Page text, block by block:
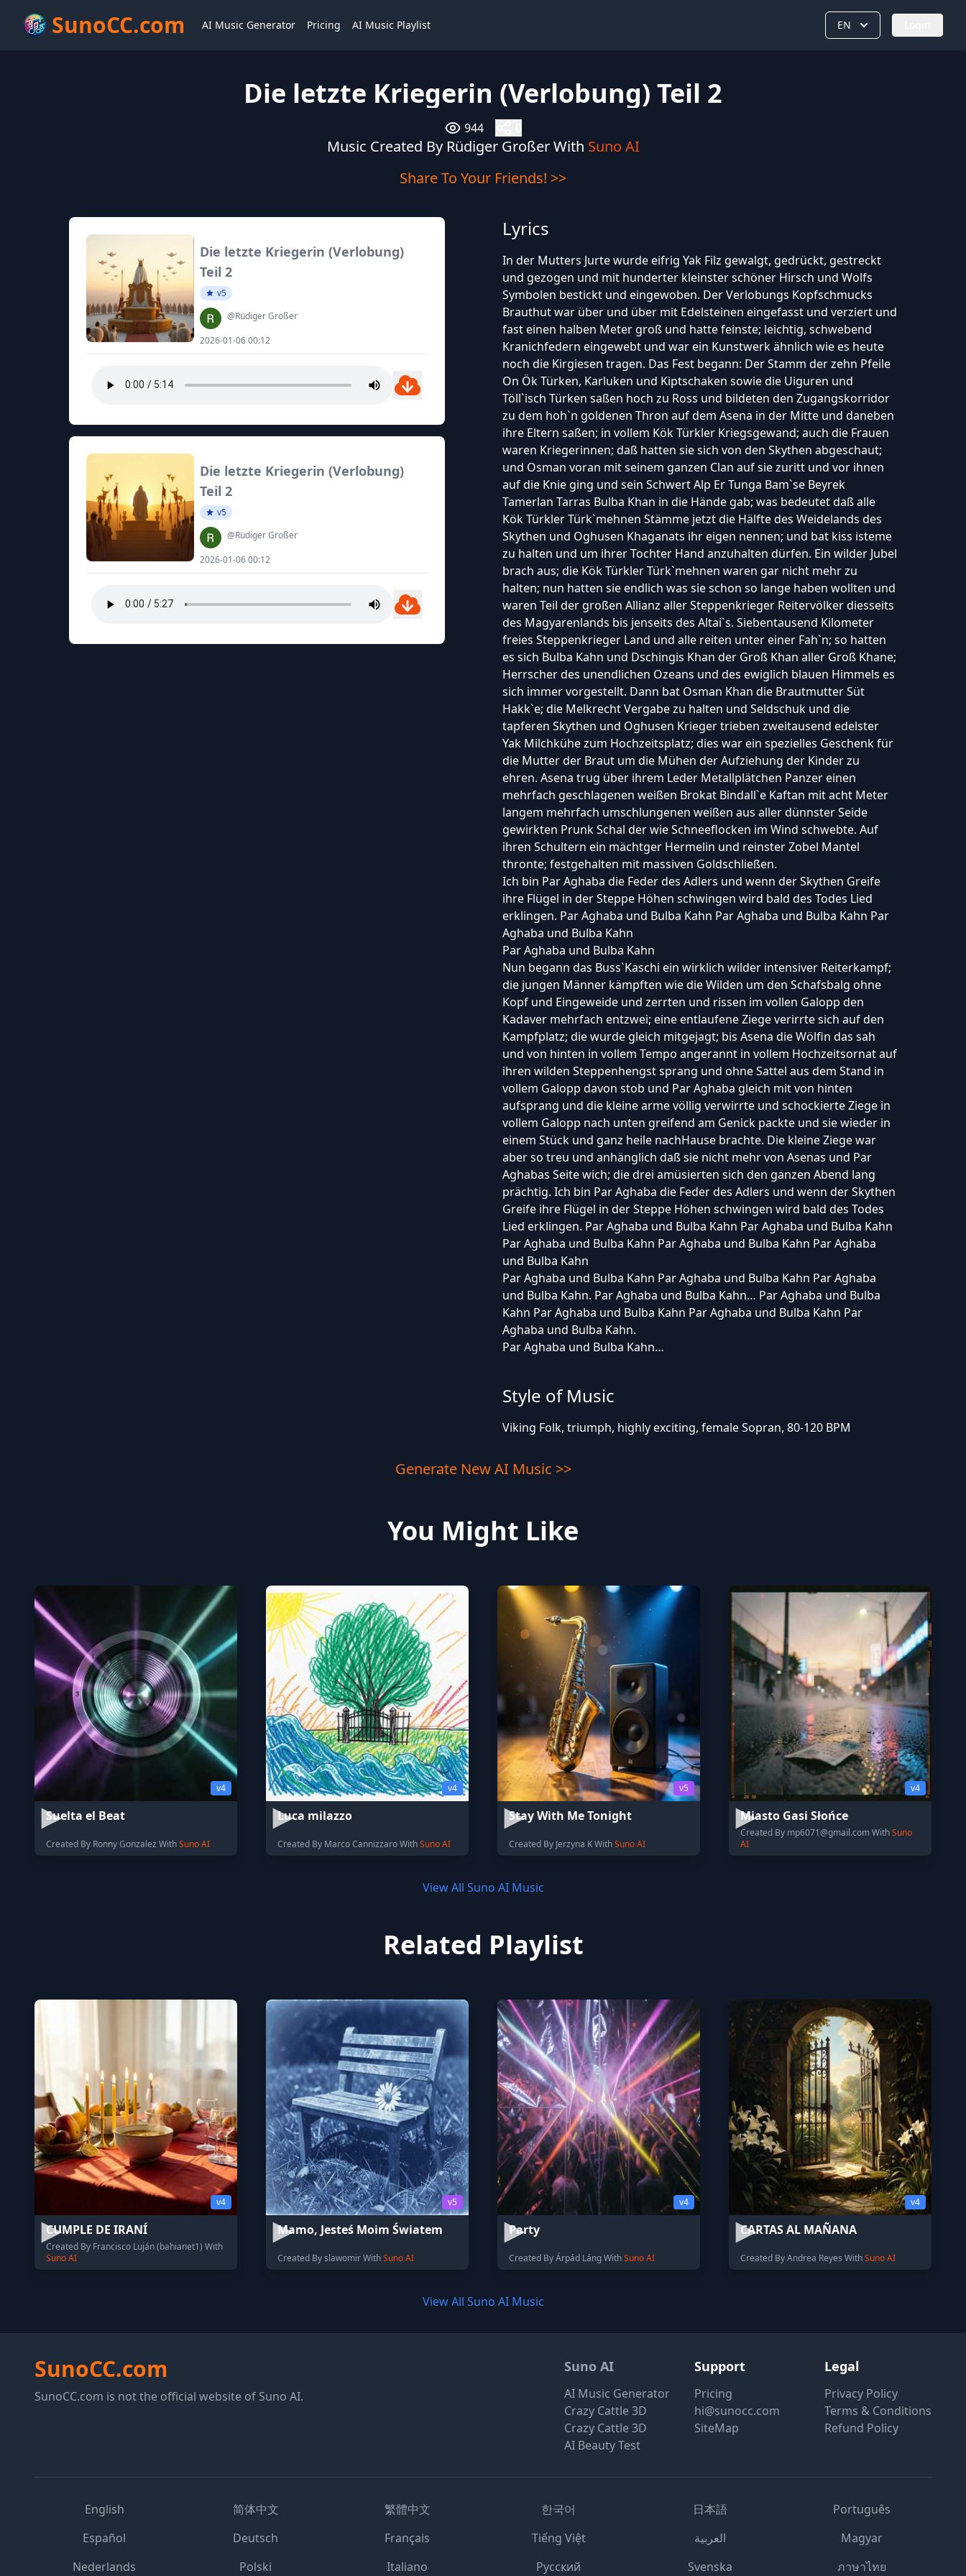
SunoCC.com AI Music Generator Pricing AI Music Playlist EN
Die letzte Kriegerin (Verlobung) Teil 2
944
Music Created By Rüdiger Großer With Suno AI
Share To Your Friends! >>
Die letzte Kriegerin (Verlobung)
Teil 2
v5
@Rüdiger Großer
2026-01-06 00:12
Die letzte Kriegerin (Verlobung)
Teil 2
v5
@Rüdiger Großer
2026-01-06 00:12
Lyrics
In der Mutters Jurte wurde eifrig Yak Filz gewalgt, gedrückt, gestreckt
und gezogen und mit hunderter kleinster schöner Hirsch und Wolfs
Symbolen bestickt und eingewoben. Der Verlobungs Kopfschmucks
Brauthut war über und über mit Edelsteinen eingefasst und verziert und
fast einen halben Meter groß und hatte feinste; leichtig, schwebend
Kranichfedern eingewebt und war ein Kunstwerk ähnlich wie es heute
noch die Kirgiesen tragen. Das Fest begann: Der Stamm der zehn Pfeile
On Ök Türken, Karluken und Kiptschaken sowie die Uiguren und
Töll`isch Türken saßen hoch zu Ross und bildeten den Zugangskorridor
zu dem hoh`n goldenen Thron auf dem Asena in der Mitte und daneben
ihre Eltern saßen; in vollem Kök Türkler Kriegsgewand; auch die Frauen
waren Kriegerinnen; daß hatten sie sich von den Skythen abgeschaut;
und Osman voran mit seinem ganzen Clan auf sie zuritt und vor ihnen
auf die Knie ging und sein Schwert Alp Er Tunga Bam`se Beyrek
Tamerlan Tarras Bulba Khan in die Hände gab; was bedeutet daß alle
Kök Türkler Türk`mehnen Stämme jetzt die Hälfte des Weidelands des
Skythen und Oghusen Khaganats ihr eigen nennen; und bat kiss isteme
zu halten und um ihrer Tochter Hand anzuhalten dürfen. Ein wilder Jubel
brach aus; die Kök Türkler Türk`mehnen waren gar nicht mehr zu
halten; nun hatten sie endlich was sie schon so lange haben wollten und
waren Teil der großen Allianz aller Steppenkrieger Reitervölker diesseits
des Magyarenlands bis jenseits des Altai`s. Siebentausend Kilometer
freies Steppenkrieger Land und alle reiten unter einer Fah`n; so hatten
es sich Bulba Kahn und Dschingis Khan der Groß Khan aller Groß Khane;
Herrscher des unendlichen Ozeans und des ewiglich blauen Himmels es
sich immer vorgestellt. Dann bat Osman Khan die Brautmutter Süt
Hakk`e; die Melkrecht Vergabe zu halten und Seldschuk und die
tapferen Skythen und Oghusen Krieger trieben zweitausend edelster
Yak Milchkühe zum Hochzeitsplatz; dies war ein spezielles Geschenk für
die Mutter der Braut um die Mühen der Aufziehung der Kinder zu
ehren. Asena trug über ihrem Leder Metallplätchen Panzer einen
mehrfach geschlagenen weißen Brokat Bindall`e Kaftan mit acht Meter
langem mehrfach umschlungenen weißen aus aller dünnster Seide
gewirkten Prunk Schal der wie Schneeflocken im Wind schwebte. Auf
ihren Schultern ein mächtger Hermelin und reinster Zobel Mantel
thronte; festgehalten mit massiven Goldschließen.
Ich bin Par Aghaba die Feder des Adlers und wenn der Skythen Greife
ihre Flügel in der Steppe Höhen schwingen wird bald des Todes Lied
erklingen. Par Aghaba und Bulba Kahn Par Aghaba und Bulba Kahn Par
Aghaba und Bulba Kahn
Par Aghaba und Bulba Kahn
Nun begann das Buss`Kaschi ein wirklich wilder intensiver Reiterkampf;
die jungen Männer kämpften wie die Wilden um den Schafsbalg ohne
Kopf und Eingeweide und zerrten und rissen im vollen Galopp den
Kadaver mehrfach entzwei; eine entlaufene Ziege verirrte sich auf den
Kampfplatz; die wurde gleich mitgejagt; bis Asena die Wölfin das sah
und von hinten in vollem Tempo angerannt in vollem Hochzeitsornat auf
ihren wilden Steppenhengst sprang und ohne Sattel aus dem Stand in
vollem Galopp davon stob und Par Aghaba gleich mit von hinten
aufsprang und die kleine arme völlig verwirrte und schockierte Ziege in
vollem Galopp nach unten greifend am Genick packte und sie wieder in
einem Stück und ganz heile nachHause brachte. Die kleine Ziege war
aber so treu und anhänglich daß sie nicht mehr von Asenas und Par
Aghabas Seite wich; die drei amüsierten sich den ganzen Abend lang
prächtig. Ich bin Par Aghaba die Feder des Adlers und wenn der Skythen
Greife ihre Flügel in der Steppe Höhen schwingen wird bald des Todes
Lied erklingen. Par Aghaba und Bulba Kahn Par Aghaba und Bulba Kahn
Par Aghaba und Bulba Kahn Par Aghaba und Bulba Kahn Par Aghaba
und Bulba Kahn
Par Aghaba und Bulba Kahn Par Aghaba und Bulba Kahn Par Aghaba
und Bulba Kahn. Par Aghaba und Bulba Kahn… Par Aghaba und Bulba
Kahn Par Aghaba und Bulba Kahn Par Aghaba und Bulba Kahn Par
Aghaba und Bulba Kahn.
Par Aghaba und Bulba Kahn…
Style of Music
Viking Folk, triumph, highly exciting, female Sopran, 80-120 BPM
Generate New AI Music >>
You Might Like
v4
Suelta el Beat
Created By Ronny Gonzalez WithSuno AI
v4
Luca milazzo
Created By Marco Cannizzaro WithSuno AI
v5
Stay With Me Tonight
Created By Jerzyna K WithSuno AI
v4
Miasto Gasi Słońce
Created By mp6071@gmail.comWithSuno
AI
View All Suno AI Music
Related Playlist
v4
CUMPLE DE IRANÍ
Created By Francisco Luján (bahianet1) With
Suno AI
v5
Mamo, Jesteś Moim Światem
Created By slawomir WithSuno AI
v4
Party
Created By Árpád Láng WithSuno AI
v4
CARTAS AL MAÑANA
Created By Andrea Reyes WithSuno AI
View All Suno AI Music
SunoCC.com
SunoCC.com is not the official website of Suno AI.
Suno AI
AI Music Generator
Crazy Cattle 3D
Crazy Cattle 3D
AI Beauty Test
Support
Pricing
hi@sunocc.com
SiteMap
Legal
Privacy Policy
Terms & Conditions
Refund Policy
English 简体中文 繁體中文 한국어 日本語
Português
Español
Deutsch Français Tiếng Việt العربية
Magyar
Nederlands
Polski Italiano Русский Svenska ภาษาไทย